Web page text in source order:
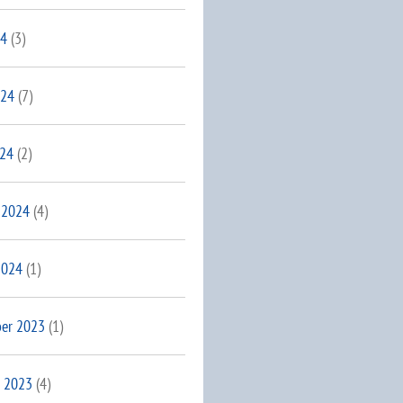
(3)
(7)
(2)
(4)
(1)
2023 (1)
(4)